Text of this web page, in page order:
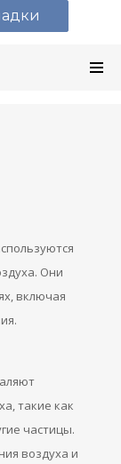
Они
включая
такие как
частицы.
воздуха и